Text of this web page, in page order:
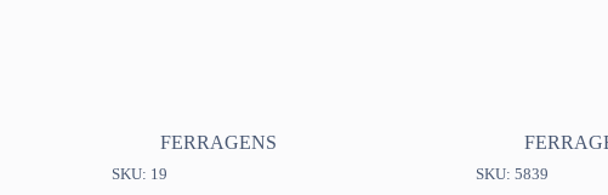
FERRAGENS
SKU: 19 SKU: 5839